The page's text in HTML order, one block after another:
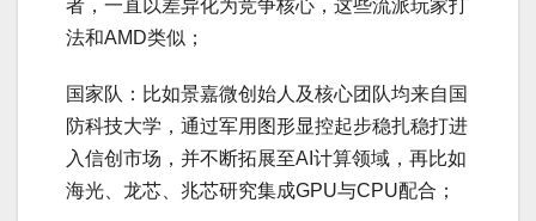
者，一直以差异化为竞争核心，这些流派玩家打
法和AMD类似；
国家队：比如景嘉微创始人及核心团队均来自国
防科技大学，通过军用图形显控起步稳扎稳打进
入信创市场，并不断拓展至AI计算领域，再比如
海光、龙芯、兆芯研究集成GPU与CPU配合；